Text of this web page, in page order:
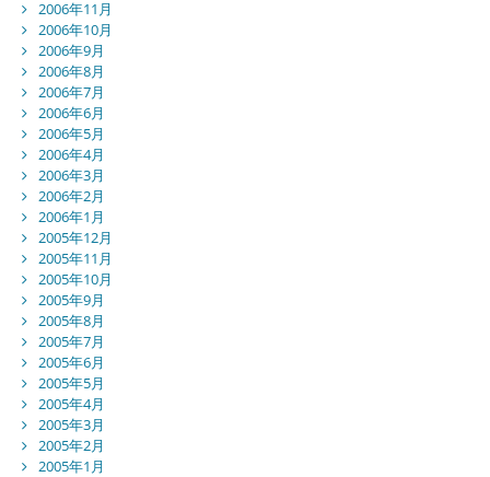
2006年11月
2006年10月
2006年9月
2006年8月
2006年7月
2006年6月
2006年5月
2006年4月
2006年3月
2006年2月
2006年1月
2005年12月
2005年11月
2005年10月
2005年9月
2005年8月
2005年7月
2005年6月
2005年5月
2005年4月
2005年3月
2005年2月
2005年1月